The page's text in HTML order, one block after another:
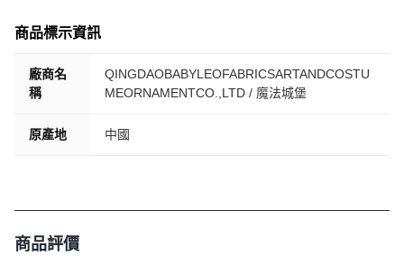
商品標示資訊
廠商名
稱
QINGDAOBABYLEOFABRICSARTANDCOSTU
MEORNAMENTCO.,LTD / 魔法城堡
原產地 中國
商品評價